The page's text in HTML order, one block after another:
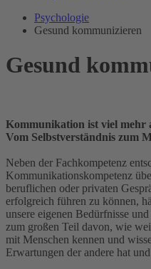
Psychologie
Gesund kommunizieren
Gesund
Kommunikation ist viel mehr
Vom Selbstverständnis zum
Neben der Fachkompetenz
Kommunikationskompetenz
beruflichen oder privaten
erfolgreich führen zu können,
unsere eigenen Bedürfnisse
zum großen Teil davon, wie
mit Menschen kennen und
Erwartungen der andere hat